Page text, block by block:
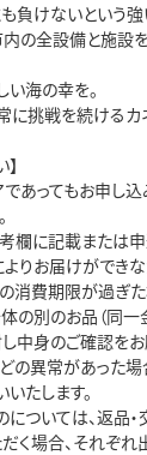
負けないという強
全設備と施設
海の幸を。
に挑戦を続けるカ
あってもお申し
欄に記載または
りお届けができ
消費期限が過ぎ
別のお品（同一
中身のご確認をお
異常があった場
たします。
ついては、返品
く場合、それぞ